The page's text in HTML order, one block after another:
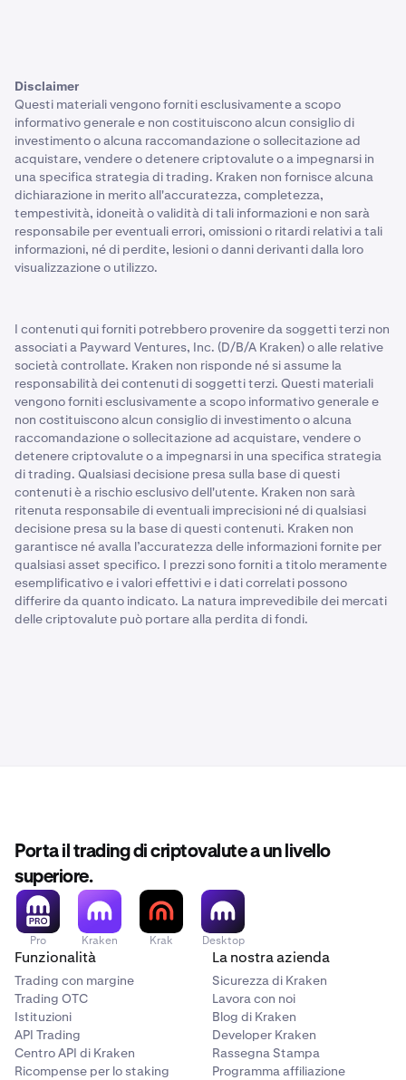
Disclaimer
Questi materiali vengono forniti esclusivamente a scopo
informativo generale e non costituiscono alcun consiglio di
investimento o alcuna raccomandazione o sollecitazione ad
acquistare, vendere o detenere criptovalute o a impegnarsi in
una specifica strategia di trading. Kraken non fornisce alcuna
dichiarazione in merito all'accuratezza, completezza,
tempestività, idoneità o validità di tali informazioni e non sarà
responsabile per eventuali errori, omissioni o ritardi relativi a tali
informazioni, né di perdite, lesioni o danni derivanti dalla loro
visualizzazione o utilizzo.
I contenuti qui forniti potrebbero provenire da soggetti terzi non
associati a Payward Ventures, Inc. (D/B/A Kraken) o alle relative
società controllate. Kraken non risponde né si assume la
responsabilità dei contenuti di soggetti terzi. Questi materiali
vengono forniti esclusivamente a scopo informativo generale e
non costituiscono alcun consiglio di investimento o alcuna
raccomandazione o sollecitazione ad acquistare, vendere o
detenere criptovalute o a impegnarsi in una specifica strategia
di trading. Qualsiasi decisione presa sulla base di questi
contenuti è a rischio esclusivo dell'utente. Kraken non sarà
ritenuta responsabile di eventuali imprecisioni né di qualsiasi
decisione presa su la base di questi contenuti. Kraken non
garantisce né avalla l’accuratezza delle informazioni fornite per
qualsiasi asset specifico. I prezzi sono forniti a titolo meramente
esemplificativo e i valori effettivi e i dati correlati possono
differire da quanto indicato. La natura imprevedibile dei mercati
delle criptovalute può portare alla perdita di fondi.
Porta il trading di criptovalute a un livello
superiore.
Pro Kraken Krak Desktop
Funzionalità
Trading con margine
Trading OTC
Istituzioni
API Trading
Centro API di Kraken
Ricompense per lo staking
La nostra azienda
Sicurezza di Kraken
Lavora con noi
Blog di Kraken
Developer Kraken
Rassegna Stampa
Programma affiliazione